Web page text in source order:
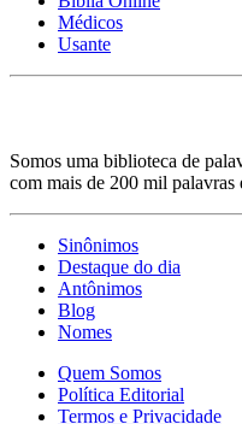
Médicos
Usante
Somos uma biblioteca de
com mais de 200 mil palavras
Sinônimos
Destaque do dia
Antônimos
Blog
Nomes
Quem Somos
Política Editorial
Termos e Privacidade